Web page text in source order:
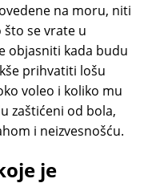
na moru, niti
se vrate u
objasniti kada budu
prihvatiti lošu
voleo i koliko mu
zaštićeni od bola,
i neizvesnošću.
je